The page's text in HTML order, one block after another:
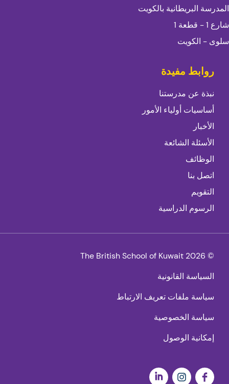
المدرسة البريطانية بالكويت
شارع 1 - قطعة 1
سلوى - الكويت
روابط مفيدة
نبذة عن مدرستنا
أساسيات أولياء الأمور
الأخبار
الأسئلة الشائعة
الوظائف
اتصل بنا
التقويم
الرسوم الدراسية
© 2026 The British School of Kuwait
السياسة القانونية
سياسة ملفات تعريف الارتباط
سياسة الخصوصية
إمكانية الوصول